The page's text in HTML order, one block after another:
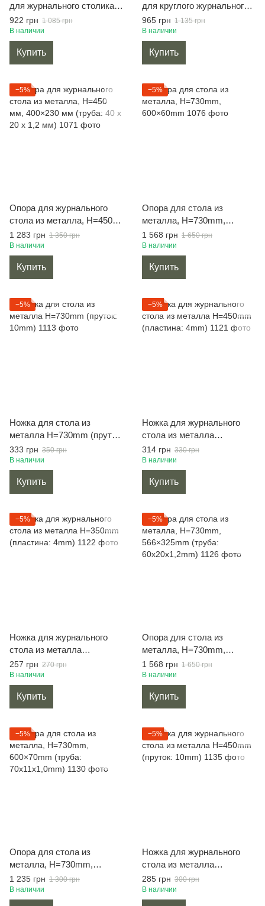
для журнального столика
Ø30 см, H 45 см черный
922 грн 1 085 грн
В наличии
Купить
для круглого журнального
стола Ø50 см, высота 45
см черный
965 грн 1 135 грн
В наличии
Купить
−5%
Опора для журнального
стола из металла, H=450
мм, 400×230 мм (труба: 40
x 20 x 1,2 мм)
1 283 грн 1 350 грн
В наличии
Купить
−5%
Опора для стола из
металла, H=730mm,
600×60mm
1 568 грн 1 650 грн
В наличии
Купить
−5%
Ножка для стола из
металла H=730mm (пруток:
10mm)
333 грн 350 грн
В наличии
Купить
−5%
Ножка для журнального
стола из металла
H=450mm (пластина: 4mm)
314 грн 330 грн
В наличии
Купить
−5%
Ножка для журнального
стола из металла
H=350mm (пластина: 4mm)
257 грн 270 грн
В наличии
Купить
−5%
Опора для стола из
металла, H=730mm,
566×325mm (труба:
60x20x1,2mm)
1 568 грн 1 650 грн
В наличии
Купить
−5%
Опора для стола из
металла, H=730mm,
600×70mm (труба:
70x11x1,0mm)
1 235 грн 1 300 грн
В наличии
−5%
Ножка для журнального
стола из металла
H=450mm (пруток: 10mm)
285 грн 300 грн
В наличии